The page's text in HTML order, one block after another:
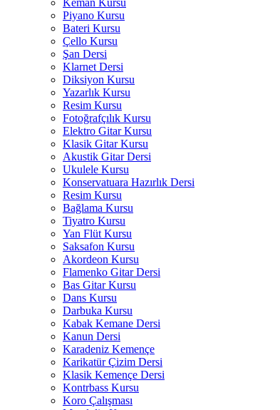
Keman Kursu
Piyano Kursu
Bateri Kursu
Çello Kursu
Şan Dersi
Klarnet Dersi
Diksiyon Kursu
Yazarlık Kursu
Resim Kursu
Fotoğrafçılık Kursu
Elektro Gitar Kursu
Klasik Gitar Kursu
Akustik Gitar Dersi
Ukulele Kursu
Konservatuara Hazırlık Dersi
Resim Kursu
Bağlama Kursu
Tiyatro Kursu
Yan Flüt Kursu
Saksafon Kursu
Akordeon Kursu
Flamenko Gitar Dersi
Bas Gitar Kursu
Dans Kursu
Darbuka Kursu
Kabak Kemane Dersi
Kanun Dersi
Karadeniz Kemençe
Karikatür Çizim Dersi
Klasik Kemençe Dersi
Kontrbass Kursu
Koro Çalışması